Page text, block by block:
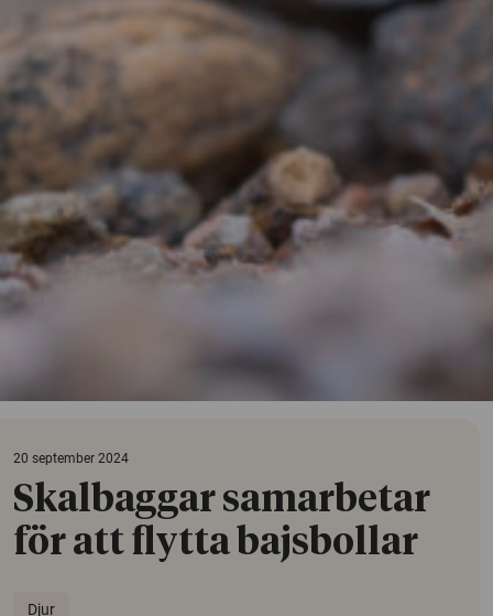
20 september 2024
Skalbaggar samarbetar
för att flytta bajsbollar
Djur